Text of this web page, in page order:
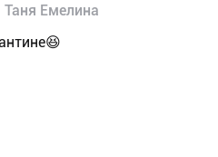
Таня Емелина